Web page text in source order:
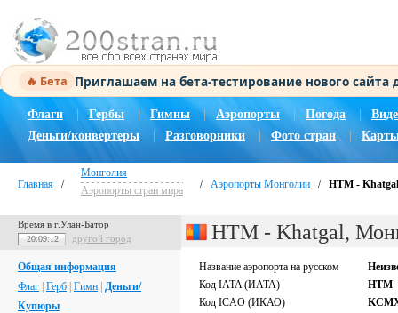
🔥 Бета Приглашаем на бета-тестирование нового
Флаги Гербы Гимны | Аэропорты Погода |
Деньги/конвертеры
Разговорники Фото стран
Главная /
Монголия
Аэропорты стран мира
/ Аэропорты Монголии / HTM -
Время в г.Улан-Батор
20:09:12 другой город
Общая информация
Флаг Герб Гимн Деньги/
Купюры
HTM - Khatgal,
Название аэропорта на русском
Код IATA (ИАТА)
HTM
Код ICAO (ИКАО)